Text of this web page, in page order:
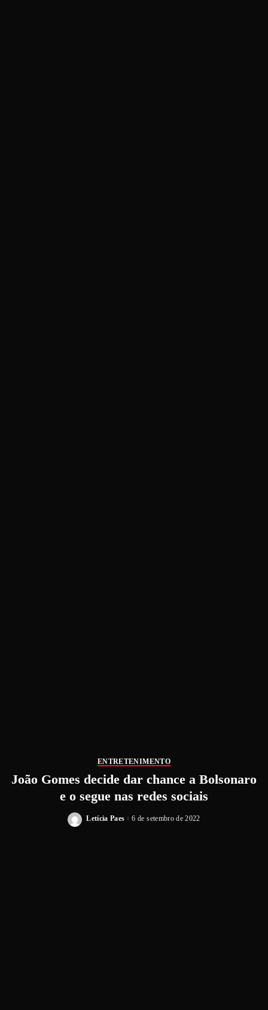
ENTRETENIMENTO
João Gomes decide dar chance a Bolsonaro
e o segue nas redes sociais
Letícia Paes 6 de setembro de 2022